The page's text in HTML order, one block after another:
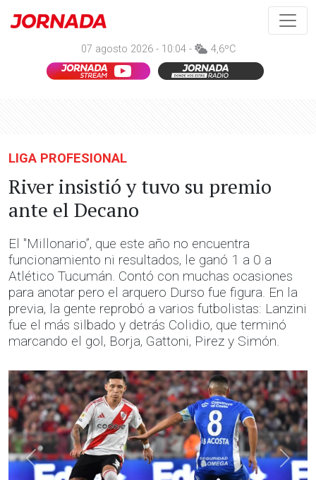
07 agosto 2026 - 10:04 - 4,6ºC
LIGA PROFESIONAL
River insistió y tuvo su premio
ante el Decano
El "Millonario”, que este año no encuentra
funcionamiento ni resultados, le ganó 1 a 0 a
Atlético Tucumán. Contó con muchas ocasiones
para anotar pero el arquero Durso fue figura. En la
previa, la gente reprobó a varios futbolistas: Lanzini
fue el más silbado y detrás Colidio, que terminó
marcando el gol, Borja, Gattoni, Pirez y Simón.
Anterior